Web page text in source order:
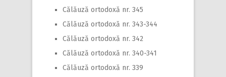
Călăuză ortodoxă nr. 345
Călăuză ortodoxă nr. 343-344
Călăuză ortodoxă nr. 342
Călăuză ortodoxă nr. 340-341
Călăuză ortodoxă nr. 339